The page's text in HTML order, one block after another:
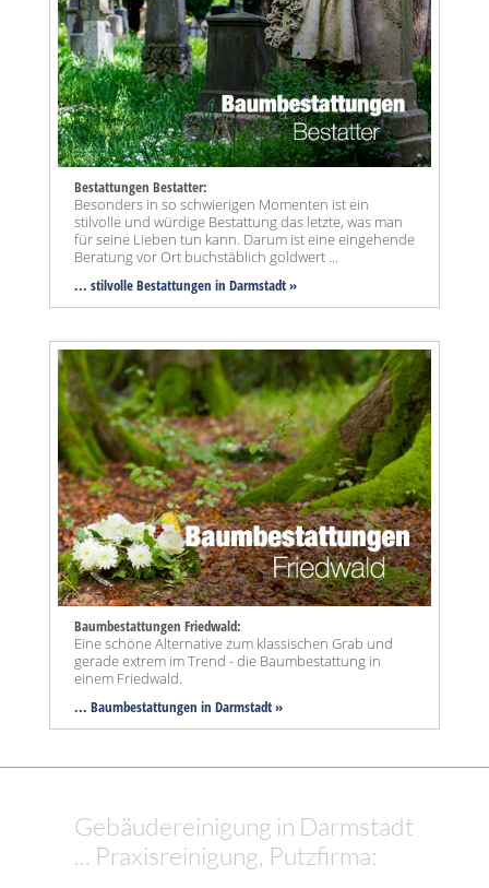
Bestattungen Bestatter:
Besonders in so schwierigen Momenten ist ein
stilvolle und würdige Bestattung das letzte, was man
für seine Lieben tun kann. Darum ist eine eingehende
Beratung vor Ort buchstäblich goldwert ...
... stilvolle Bestattungen in Darmstadt »
Baumbestattungen Friedwald:
Eine schöne Alternative zum klassischen Grab und
gerade extrem im Trend - die Baumbestattung in
einem Friedwald.
... Baumbestattungen in Darmstadt »
Gebäudereinigung in Darmstadt
... Praxisreinigung, Putzfirma: